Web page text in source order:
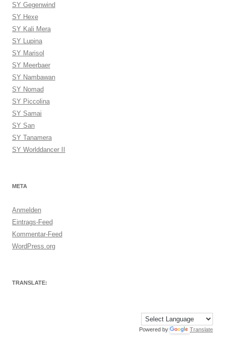
SY Gegenwind
SY Hexe
SY Kali Mera
SY Lupina
SY Marisol
SY Meerbaer
SY Nambawan
SY Nomad
SY Piccolina
SY Samai
SY San
SY Tanamera
SY Worlddancer II
META
Anmelden
Eintrags-Feed
Kommentar-Feed
WordPress.org
TRANSLATE:
Powered by Translate